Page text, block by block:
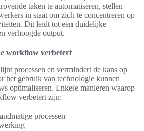
taken te automatiseren, stellen
in staat om zich te concentreren op
Dit leidt tot een duidelijke
verhoogde output.
workflow verbetert
processen en vermindert de kans op
het gebruik van technologie kunnen
optimaliseren. Enkele manieren waarop
verbetert zijn:
processen